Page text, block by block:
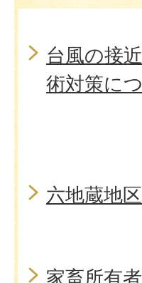
台風の接
術対策に
六地蔵地
家畜所有